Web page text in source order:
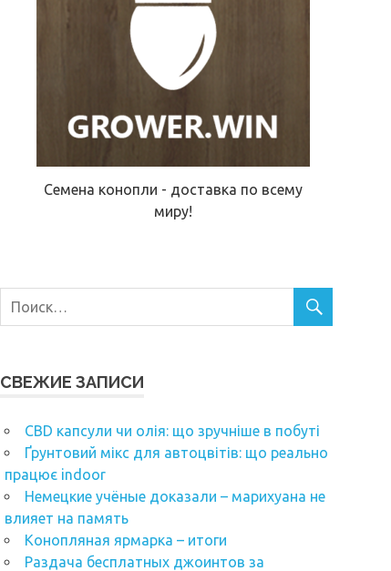
Семена конопли - доставка по всему
миру!
СВЕЖИЕ ЗАПИСИ
CBD капсули чи олія: що зручніше в побуті
Ґрунтовий мікс для автоцвітів: що реально
працює indoor
Немецкие учёные доказали – марихуана не
влияет на память
Конопляная ярмарка – итоги
Раздача бесплатных джоинтов за